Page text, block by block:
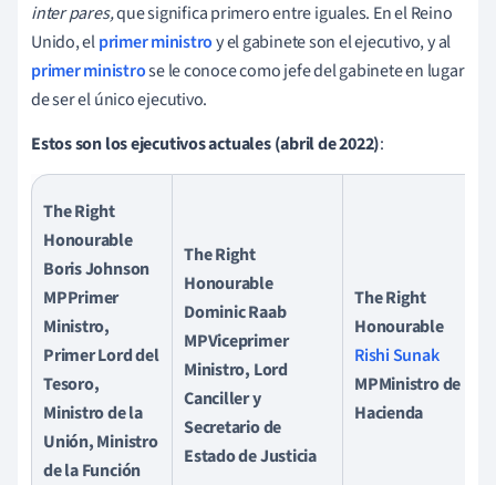
inter pares,que significa primero entre iguales. En el Reino
Unido, elprimer ministroy el gabinete son el ejecutivo, y al
primer ministrose le conoce como jefe del gabinete en lugar
de ser el único ejecutivo.
Estos son los ejecutivos actuales (abril de 2022):
The Right
Honourable
Boris Johnson
MPPrimer
Ministro,
Primer Lord del
Tesoro,
Ministro de la
Unión, Ministro
de la Función
The Right
Honourable
Dominic Raab
MPViceprimer
Ministro, Lord
Canciller y
Secretario de
Estado de Justicia
The Right
Honourable
Rishi Sunak
MPMinistro de
Hacienda